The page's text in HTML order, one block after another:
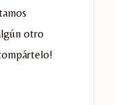
otro